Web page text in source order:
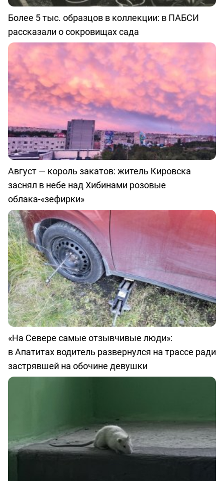
Более 5 тыс. образцов в коллекции: в ПАБСИ
рассказали о сокровищах сада
Август — король закатов: житель Кировска
заснял в небе над Хибинами розовые
облака-«зефирки»
«На Севере самые отзывчивые люди»:
в Апатитах водитель развернулся на трассе ради
застрявшей на обочине девушки